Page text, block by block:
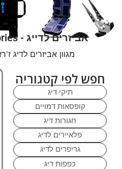
אביזרים לדייג - Fishing Accessories
מגוון אביזרים לדיג
חפש לפי קטגוריה
תיקי דיג
קופסאות דמויים
חגורות דיג
פלאיירים לדיג
גריפרים לדיג
כפפות דיג